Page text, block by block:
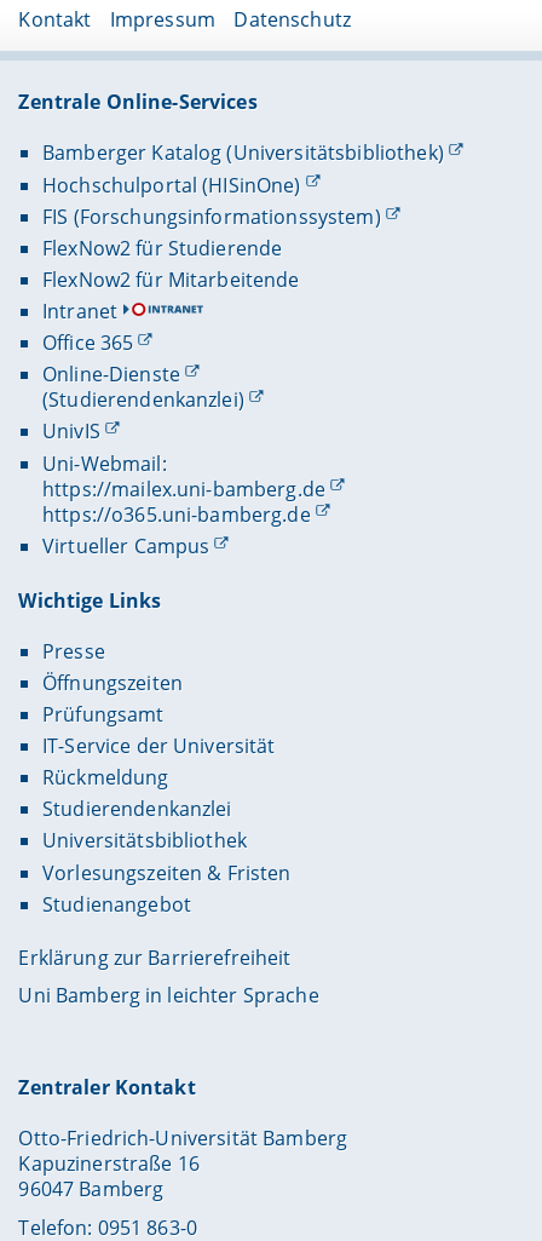
Kontakt Impressum Datenschutz
Zentrale Online-Services
Bamberger Katalog (Universitätsbibliothek)
Hochschulportal (HISinOne)
FIS (Forschungsinformationssystem)
FlexNow2 für Studierende
FlexNow2 für Mitarbeitende
Intranet
Office 365
Online-Dienste
(Studierendenkanzlei)
UnivIS
Uni-Webmail:
https://mailex.uni-bamberg.de
https://o365.uni-bamberg.de
Virtueller Campus
Wichtige Links
Presse
Öffnungszeiten
Prüfungsamt
IT-Service der Universität
Rückmeldung
Studierendenkanzlei
Universitätsbibliothek
Vorlesungszeiten & Fristen
Studienangebot
Erklärung zur Barrierefreiheit
Uni Bamberg in leichter Sprache
Zentraler Kontakt
Otto-Friedrich-Universität Bamberg
Kapuzinerstraße 16
96047 Bamberg
Telefon: 0951 863-0